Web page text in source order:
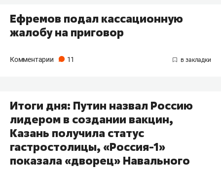
Ефремов подал кассационную
жалобу на приговор
Комментарии 11
Итоги дня: Путин назвал Россию
лидером в создании вакцин,
Казань получила статус
гастростолицы, «Россия-1»
показала «дворец» Навального